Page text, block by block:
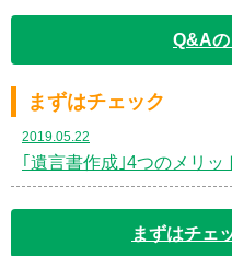
Q&A
まずはチェック
2019.05.22
｢遺言書作成｣4つのメリッ
まずはチェ